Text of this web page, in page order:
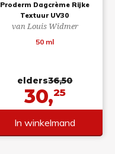
Proderm Dagcrème Rijke
Textuur UV30
van Louis Widmer
50 ml
elders36,50
30,25
In winkelmand